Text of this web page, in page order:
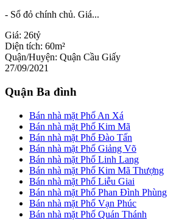
- Sổ đỏ chính chủ. Giá...
Giá: 26tỷ
Diện tích: 60m²
Quận/Huyện: Quận Cầu Giấy
27/09/2021
Quận Ba đình
Bán nhà mặt Phố An Xá
Bán nhà mặt Phố Kim Mã
Bán nhà mặt Phố Đào Tấn
Bán nhà mặt Phố Giảng Võ
Bán nhà mặt Phố Linh Lang
Bán nhà mặt Phố Kim Mã Thượng
Bán nhà mặt Phố Liễu Giai
Bán nhà mặt Phố Phan Đình Phùng
Bán nhà mặt Phố Vạn Phúc
Bán nhà mặt Phố Quán Thánh